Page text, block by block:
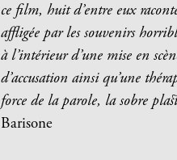
ce film, huit d’entre eux
affligée par les souvenirs
à l’intérieur d’une mise en
d’accusation ainsi qu’une
force de la parole, la sobre
Barisone